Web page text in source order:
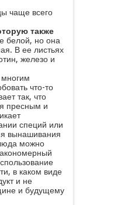
чаще всего
также
белой, но она
В ее листьях
железо и
что-то
так, что
пресным и
специй или
вынашивания
можно
в каком виде
и не
и будущему